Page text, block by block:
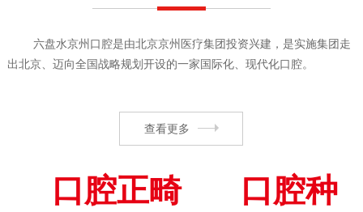
六盘水京州口腔是由北京京州医疗集团投资兴建，是实施集团走
出北京、迈向全国战略规划开设的一家国际化、现代化口腔。
查看更多
口腔正畸
口腔种